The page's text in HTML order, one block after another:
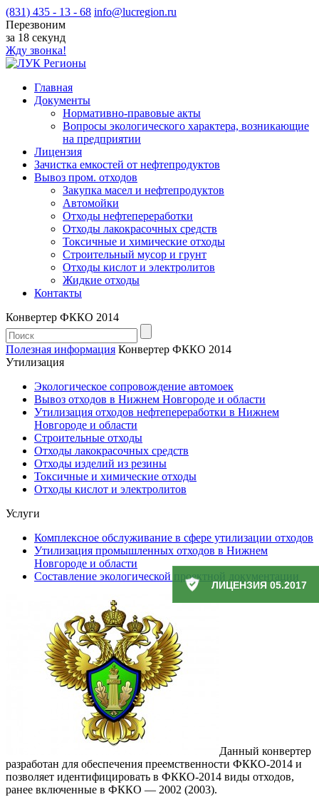
ЛИЦЕНЗИЯ 05.2017
(831) 435 - 13 - 68 info@lucregion.ru
Перезвоним
за 18 секунд
Жду звонка!
Главная
Документы
Нормативно-правовые акты
Вопросы экологического характера, возникающие
на предприятии
Лицензия
Зачистка емкостей от нефтепродуктов
Вывоз пром. отходов
Закупка масел и нефтепродуктов
Автомойки
Отходы нефтепереработки
Отходы лакокрасочных средств
Токсичные и химические отходы
Cтроительный мусор и грунт
Отходы кислот и электролитов
Жидкие отходы
Контакты
Конвертер ФККО 2014
Полезная информация Конвертер ФККО 2014
Утилизация
Экологическое сопровождение автомоек
Вывоз отходов в Нижнем Новгороде и области
Утилизация отходов нефтепереработки в Нижнем
Новгороде и области
Строительные отходы
Отходы лакокрасочных средств
Отходы изделий из резины
Токсичные и химические отходы
Отходы кислот и электролитов
Услуги
Комплексное обслуживание в сфере утилизации отходов
Утилизация промышленных отходов в Нижнем
Новгороде и области
Составление экологической проектной документации
Данный конвертер
разработан для обеспечения преемственности ФККО-2014 и
позволяет идентифицировать в ФККО-2014 виды отходов,
ранее включенные в ФККО — 2002 (2003).